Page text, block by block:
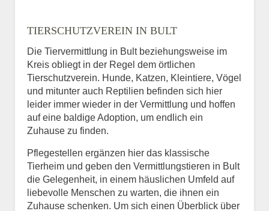
TIERSCHUTZVEREIN IN BULT
Die Tiervermittlung in Bult beziehungsweise im
Kreis obliegt in der Regel dem örtlichen
Tierschutzverein. Hunde, Katzen, Kleintiere, Vögel
und mitunter auch Reptilien befinden sich hier
leider immer wieder in der Vermittlung und hoffen
auf eine baldige Adoption, um endlich ein
Zuhause zu finden.
Pflegestellen ergänzen hier das klassische
Tierheim und geben den Vermittlungstieren in Bult
die Gelegenheit, in einem häuslichen Umfeld auf
liebevolle Menschen zu warten, die ihnen ein
Zuhause schenken. Um sich einen Überblick über